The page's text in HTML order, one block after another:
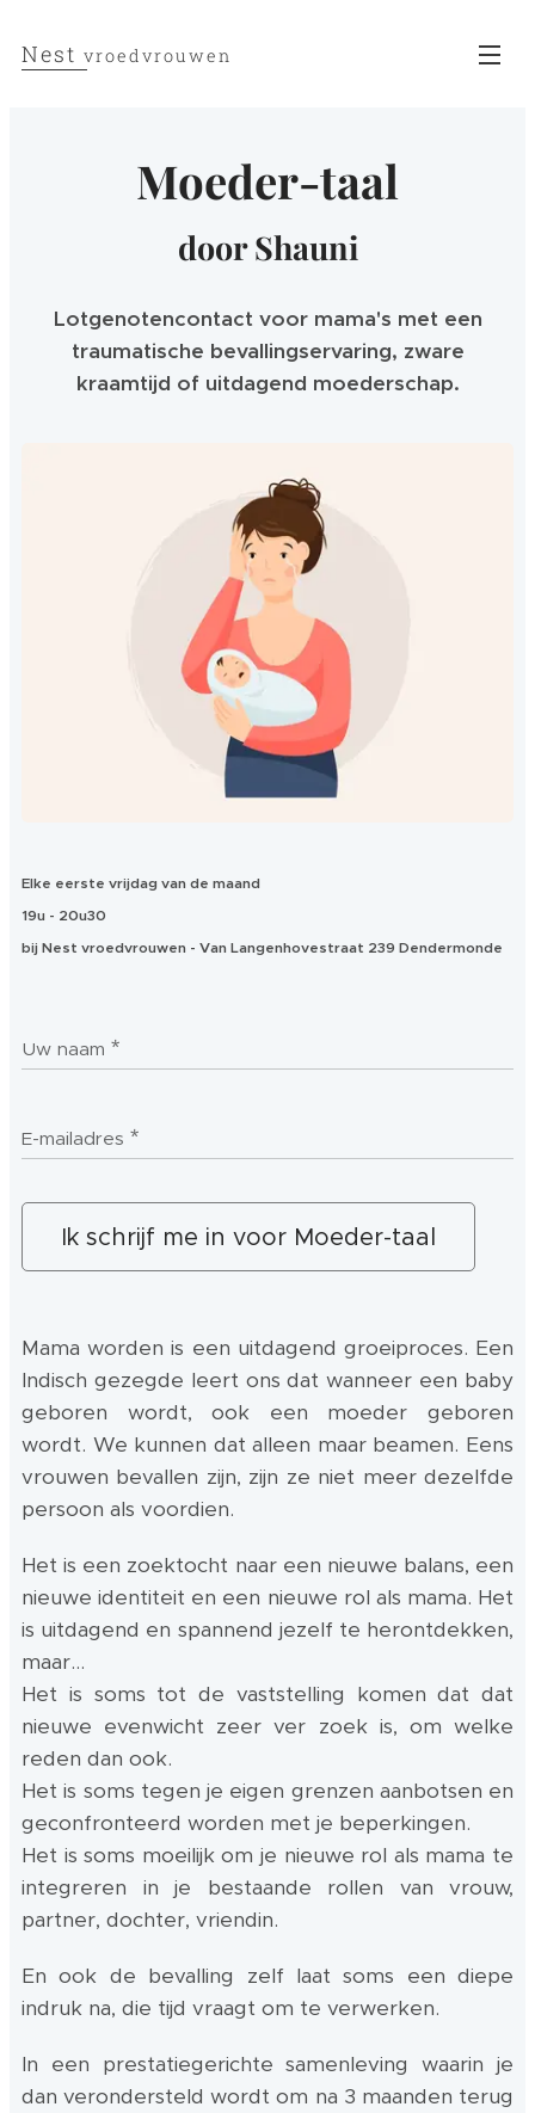
Nest vroedvrouwen
Moeder-taal
door Shauni
Lotgenotencontact voor mama's met een
traumatische bevallingservaring, zware
kraamtijd of uitdagend moederschap.
Elke eerste vrijdag van de maand
19u - 20u30
bij Nest vroedvrouwen - Van Langenhovestraat 239 Dendermonde
Uw naam
E-mailadres
Ik schrijf me in voor Moeder-taal
Mama worden is een uitdagend groeiproces. Een
Indisch gezegde leert ons dat wanneer een baby
geboren wordt, ook een moeder geboren
wordt. We kunnen dat alleen maar beamen. Eens
vrouwen bevallen zijn, zijn ze niet meer dezelfde
persoon als voordien.
Het is een zoektocht naar een nieuwe balans, een
nieuwe identiteit en een nieuwe rol als mama. Het
is uitdagend en spannend jezelf te herontdekken,
maar...
Het is soms tot de vaststelling komen dat dat
nieuwe evenwicht zeer ver zoek is, om welke
reden dan ook.
Het is soms tegen je eigen grenzen aanbotsen en
geconfronteerd worden met je beperkingen.
Het is soms moeilijk om je nieuwe rol als mama te
integreren in je bestaande rollen van vrouw,
partner, dochter, vriendin.
En ook de bevalling zelf laat soms een diepe
indruk na, die tijd vraagt om te verwerken.
In een prestatiegerichte samenleving waarin je
dan verondersteld wordt om na 3 maanden terug